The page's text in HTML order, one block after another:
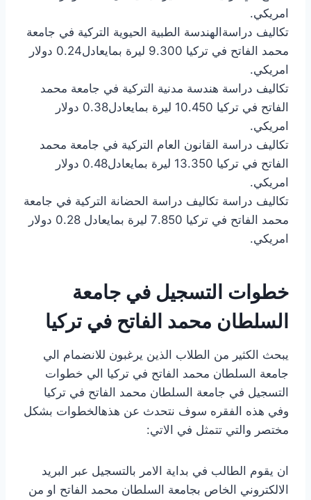
امريكي.
تكاليف دراسةالهندسة الطبية الحيوية التركية في جامعة
محمد الفاتح في تركيا 9.300 ليرة بمايعادل0.24 دولار
امريكي.
تكاليف دراسة هندسة مدنية التركية في جامعة محمد
الفاتح في تركيا 10.450 ليرة بمايعادل0.38 دولار
امريكي.
تكاليف دراسة القانون العام التركية في جامعة محمد
الفاتح في تركيا 13.350 ليرة بمايعادل0.48 دولار
امريكي.
تكاليف دراسة تكاليف دراسة الحضانة التركية في جامعة
محمد الفاتح في تركيا 7.850 ليرة بمايعادل 0.28 دولار
امريكي.
خطوات التسجيل في جامعة
السلطان محمد الفاتح في تركيا
يبحث الكثير من الطلاب الذين يرغبون للانضمام الي
جامعة السلطان محمد الفاتح في تركيا الي خطوات
التسجيل في جامعة السلطان محمد الفاتح في تركيا
وفي هذه الفقره سوف نتحدث عن هذهالخطوات بشكل
مختصر والتي تتمثل في الاتي:
ان يقوم الطالب في بداية الامر بالتسجيل عبر البريد
الالكتروني الخاص بجامعة السلطان محمد الفاتح او من